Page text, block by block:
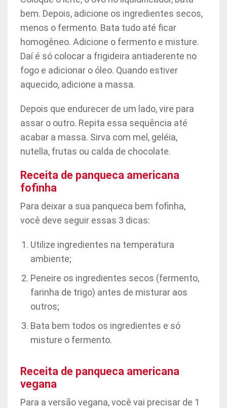
bem. Depois, adicione os ingredientes secos,
menos o fermento. Bata tudo até ficar
homogêneo. Adicione o fermento e misture.
Daí é só colocar a frigideira antiaderente no
fogo e adicionar o óleo. Quando estiver
aquecido, adicione a massa.
Depois que endurecer de um lado, vire para
assar o outro. Repita essa sequência até
acabar a massa. Sirva com mel, geléia,
nutella, frutas ou calda de chocolate.
Receita de panqueca americana
fofinha
Para deixar a sua panqueca bem fofinha,
você deve seguir essas 3 dicas:
Utilize ingredientes na temperatura
ambiente;
Peneire os ingredientes secos (fermento,
farinha de trigo) antes de misturar aos
outros;
Bata bem todos os ingredientes e só
misture o fermento.
Receita de panqueca americana
vegana
Para a versão vegana, você vai precisar de 1